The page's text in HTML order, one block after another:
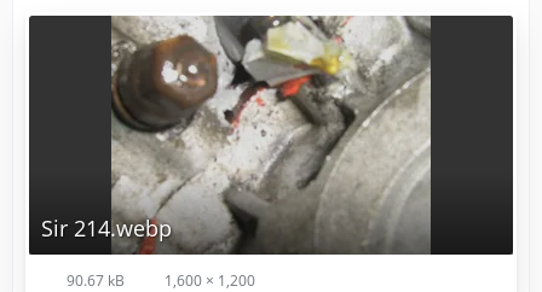
Sir 214.webp
90.67 kB 1,600 × 1,200